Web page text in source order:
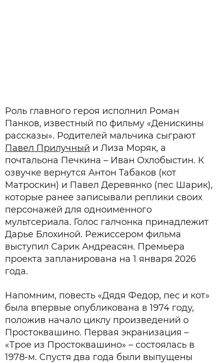
Роль главного героя исполнил Роман
Панков, известный по фильму «Денискины
рассказы». Родителей мальчика сыграют
Павел Прилучный и Лиза Моряк, а
почтальона Печкина – Иван Охлобыстин. К
озвучке вернутся Антон Табаков (кот
Матроскин) и Павел Деревянко (пес Шарик),
которые ранее записывали реплики своих
персонажей для одноименного
мультсериала. Голос галчонка принадлежит
Дарье Блохиной. Режиссером фильма
выступил Сарик Андреасян. Премьера
проекта запланирована на 1 января 2026
года.
Напомним, повесть «Дядя Федор, пес и кот»
была впервые опубликована в 1974 году,
положив начало циклу произведений о
Простоквашино. Первая экранизация –
«Трое из Простоквашино» – состоялась в
1978-м. Спустя два года были выпущены